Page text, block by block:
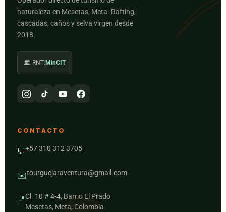
naturaleza en Mesetas, Meta. Rafting,
cascadas, caños y selva virgen desde
2018.
🏛️ RNT: MinCIT
CONTACTO
💬+57 310 312 3705
✉️tourguejaraventura@gmail.com
📍Cl. 10 # 4-4, Barrio El Prado
Mesetas, Meta, Colombia